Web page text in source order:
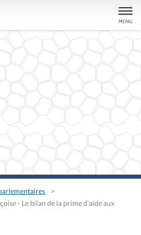
- Le bilan de la prime d’aide aux